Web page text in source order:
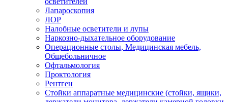
Лапароскопия
ЛОР
Налобные осветители и лупы
Наркозно-дыхательное оборудование
Операционные столы, Медицинская мебель,
Общебольничное
Офтальмология
Проктология
Рентген
Стойки аппаратные медицинские (стойки, ящики,